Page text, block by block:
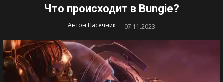
Что происходит в Bungie?
Антон Пасечник - 07.11.2023